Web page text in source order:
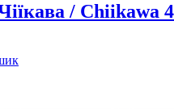
/ Chiikawa